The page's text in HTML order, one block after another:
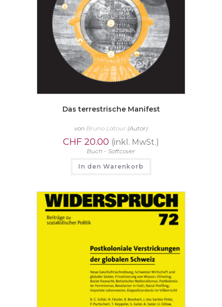
Das terrestrische Manifest
von Bruno Latour (Autor)
CHF 20.00 (inkl. MwSt.)
Buch - Softcover
In den Warenkorb